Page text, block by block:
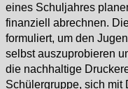
eines Schuljahres
finanziell abrechnen.
formuliert, um den
selbst auszuprobieren
die nachhaltige
Schülergruppe, sich mit